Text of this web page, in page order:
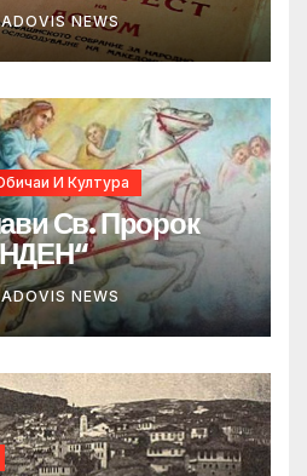
NEWS
И Култура
Св. Пророк
NEWS